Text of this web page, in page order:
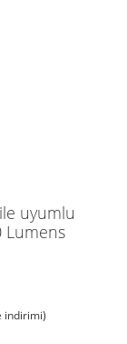
uyumlu
Lumens
indirimi)